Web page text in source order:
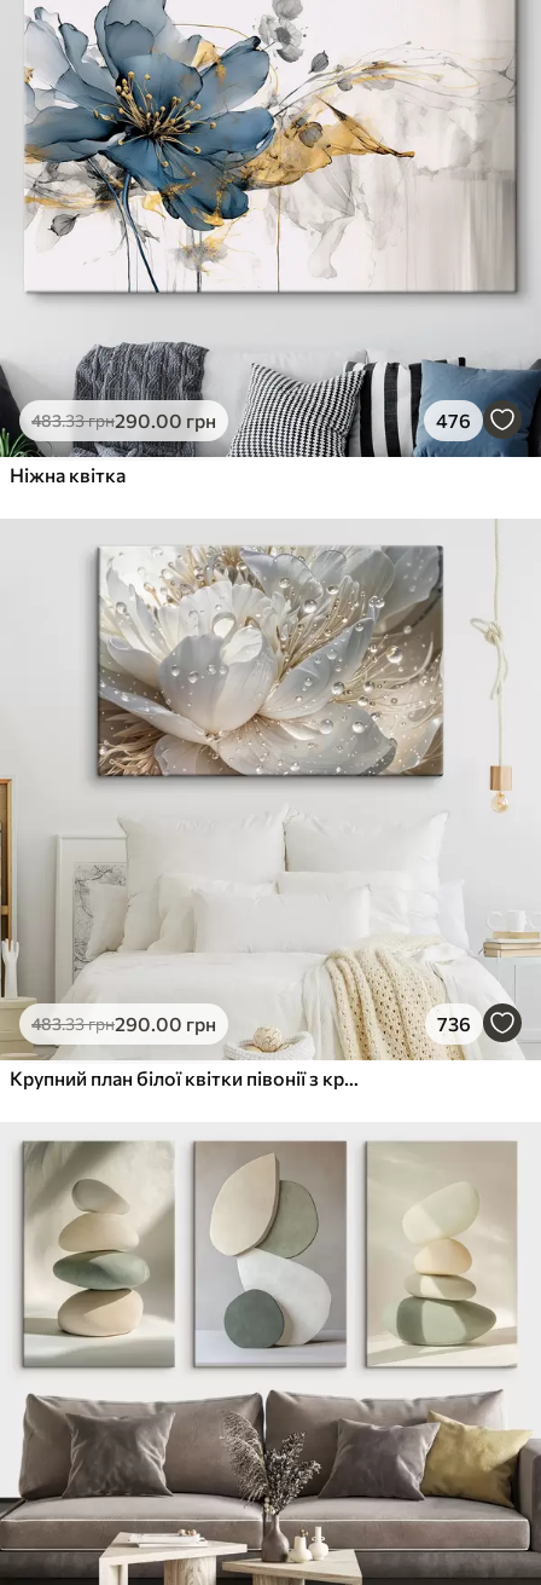
483.33грн290.00 грн 476
Ніжна квітка
483.33грн290.00 грн 736
Крупний план білої квітки півонії з крапельками води на пелюстках на розмитому фоні